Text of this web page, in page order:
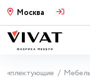
Москва